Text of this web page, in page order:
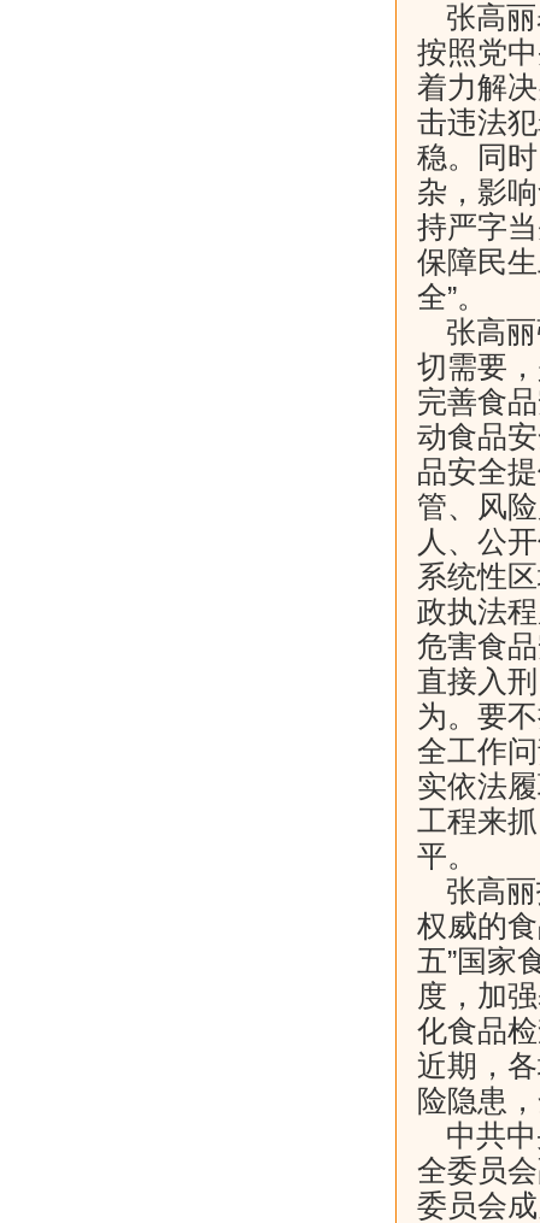
张高
按照党
着力解
击违法
稳。同
杂，影
持严字
保障民
全”。
张高
切需要
完善食
动食品
品安全
管、风
人、公
系统性
政执法
危害食
直接入
为。要
全工作
实依法
工程来
平。
张高
权威的
五”国家
度，加
化食品
近期，
险隐患
中共
全委员
委员会